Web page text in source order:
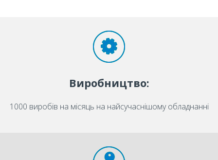
Виробництво:
1000 виробів на місяць на найсучаснішому обладнанні